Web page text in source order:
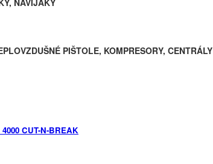
NAVIJÁKY
PIŠTOLE, KOMPRESORY, CENTRÁLY
CUT-N-BREAK